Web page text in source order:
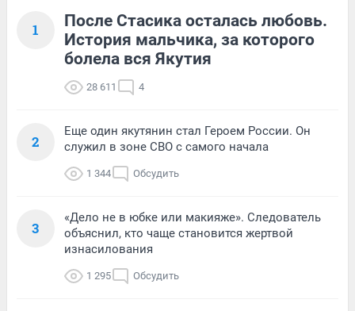
1
После Стасика осталась любовь.
История мальчика, за которого
болела вся Якутия
28 611 4
2
Еще один якутянин стал Героем России. Он
служил в зоне СВО с самого начала
1 344 Обсудить
3
«Дело не в юбке или макияже». Следователь
объяснил, кто чаще становится жертвой
изнасилования
1 295 Обсудить